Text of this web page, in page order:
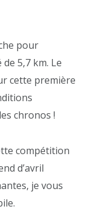
pour
5,7 km. Le
cette première
chronos !
compétition
d’avril
je vous